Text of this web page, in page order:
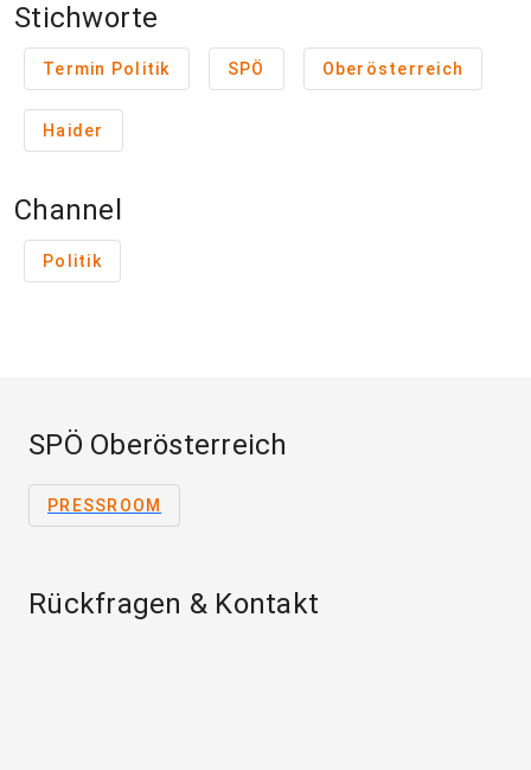
Stichworte
Termin Politik SPÖ Oberösterreich
Haider
Channel
Politik
SPÖ Oberösterreich
PRESSROOM
Rückfragen & Kontakt